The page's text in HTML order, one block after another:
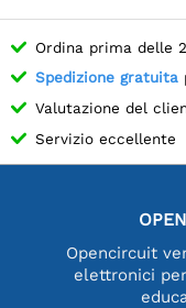
Ordina prima delle
Spedizione gratuita
Valutazione del
Servizio eccellente
Opencircuit
elettronici